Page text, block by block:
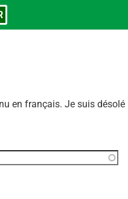
en français. Je suis désolé